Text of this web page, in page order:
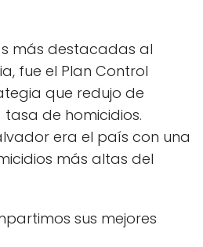
más destacadas al
fue el Plan Control
que redujo de
de homicidios.
era el país con una
más altas del
sus mejores